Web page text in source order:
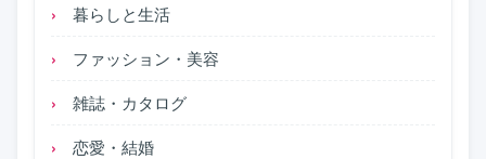
暮らしと生活
ファッション・美容
雑誌・カタログ
恋愛・結婚